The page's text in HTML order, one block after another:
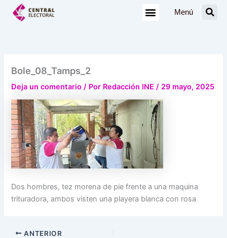
Menú
Bole_08_Tamps_2
Deja un comentario / Por Redacción INE/ 29 mayo, 2025
Dos hombres, tez morena de pie frente a una maquina
trituradora, ambos visten una playera blanca con rosa
ANTERIOR